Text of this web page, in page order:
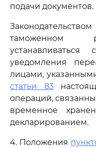
подачи документов.
таможенном
уведомления
лицами,
статьи 83
операций,
временное
декларированием.
4. Положения